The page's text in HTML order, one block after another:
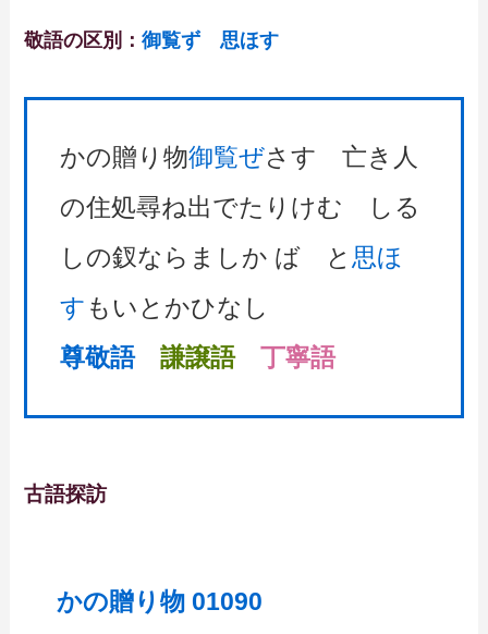
敬語の区別：御覧ず 思ほす
かの贈り物御覧ぜさす 亡き人
の住処尋ね出でたりけむ しる
しの釵ならましか ば と思ほ
す もいとかひなし
尊敬語
謙譲語 丁寧語
古語探訪
かの贈り物 01090